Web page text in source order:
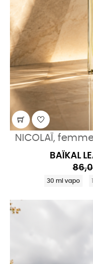
NICOLAÏ,
BAÏKAL
30 ml vapo